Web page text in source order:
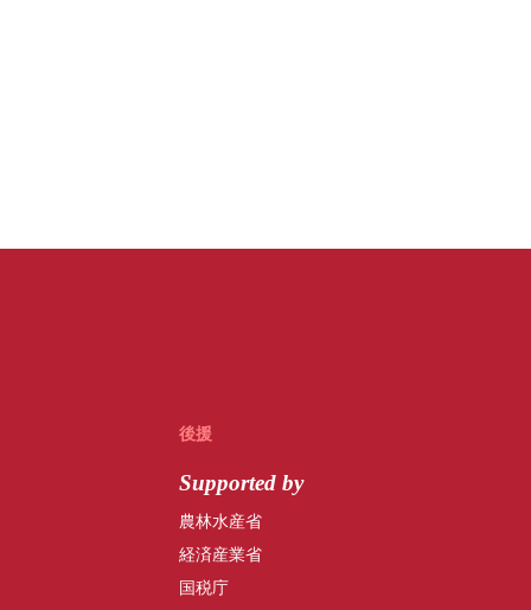
後援
Supported by
農林水産省
経済産業省
国税庁